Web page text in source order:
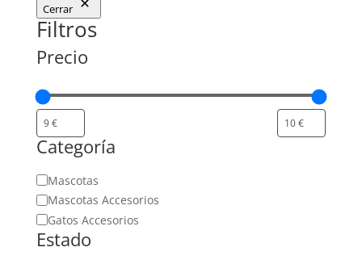
Cerrar
Filtros
Precio
Categoría
Categoría
Mascotas
Mascotas Accesorios
Gatos Accesorios
Estado